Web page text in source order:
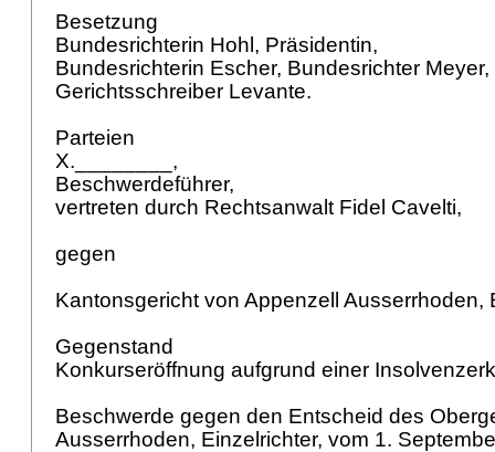
Besetzung
Bundesrichterin Hohl, Präsidentin,
Bundesrichterin Escher, Bundesrichter Meyer,
Gerichtsschreiber Levante.
Parteien
X.________,
Beschwerdeführer,
vertreten durch Rechtsanwalt Fidel Cavelti,
gegen
Kantonsgericht von Appenzell Ausserrhoden,
Gegenstand
Konkurseröffnung aufgrund einer
Beschwerde gegen den Entscheid des
Ausserrhoden, Einzelrichter, vom 1.